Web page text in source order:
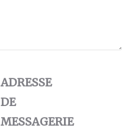
ADRESSE
DE
MESSAGERIE